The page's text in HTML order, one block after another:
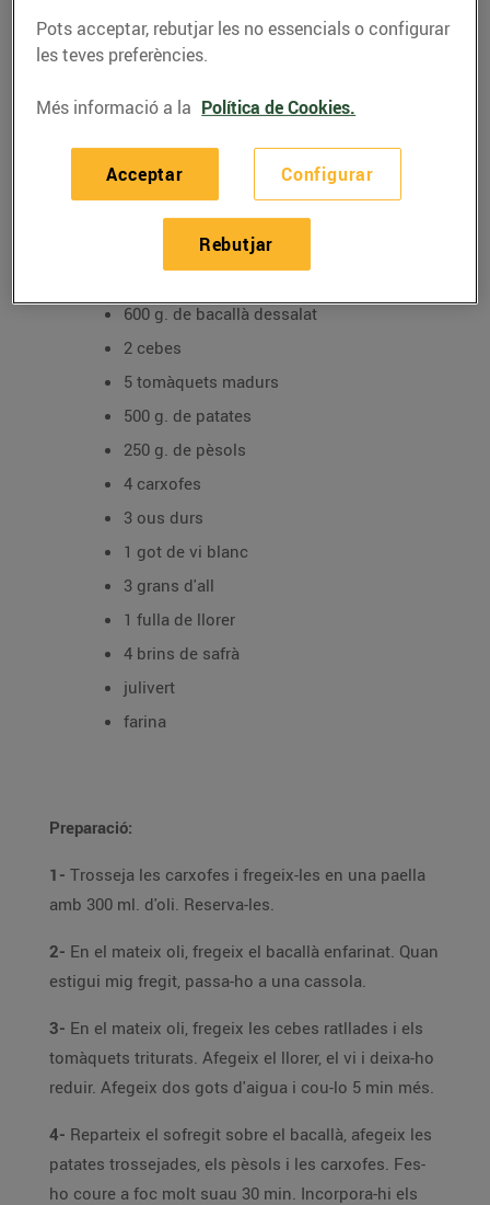
RECEPTES
Bacallà a la catalana
27/de maig/2020
Ingredients per a 4 persones:
600 g. de bacallà dessalat
2 cebes
5 tomàquets madurs
500 g. de patates
250 g. de pèsols
4 carxofes
3 ous durs
1 got de vi blanc
3 grans d'all
1 fulla de llorer
4 brins de safrà
julivert
farina
Preparació:
1- Trosseja les carxofes i fregeix-les en una paella
amb 300 ml. d'oli. Reserva-les.
2- En el mateix oli, fregeix el bacallà enfarinat. Quan
estigui mig fregit, passa-ho a una cassola.
3- En el mateix oli, fregeix les cebes ratllades i els
tomàquets triturats. Afegeix el llorer, el vi i deixa-ho
reduir. Afegeix dos gots d'aigua i cou-lo 5 min més.
4- Reparteix el sofregit sobre el bacallà, afegeix les
patates trossejades, els pèsols i les carxofes. Fes-
ho coure a foc molt suau 30 min. Incorpora-hi els
Pots acceptar, rebutjar les no essencials o configurar
les teves preferències.
Més informació a la Política de Cookies.
Configurar
Rebutjar
Acceptar